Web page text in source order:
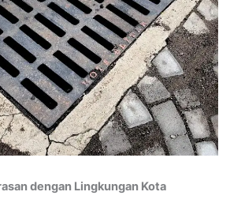
dengan Lingkungan Kota